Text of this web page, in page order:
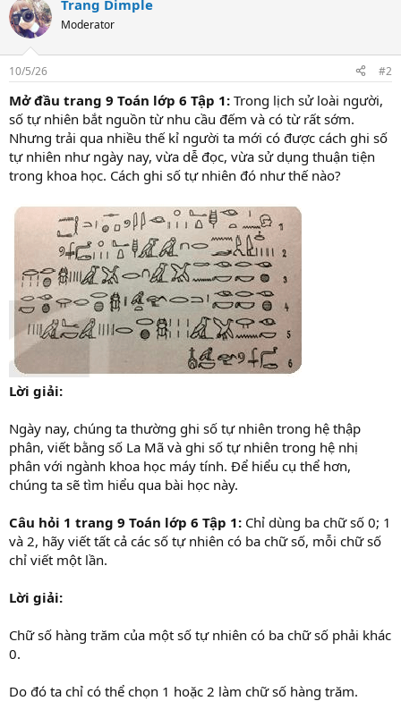
Trang Dimple
Moderator
10/5/26 #2
Mở đầu trang 9 Toán lớp 6 Tập 1: Trong lịch sử loài người,
số tự nhiên bắt nguồn từ nhu cầu đếm và có từ rất sớm.
Nhưng trải qua nhiều thế kỉ người ta mới có được cách ghi số
tự nhiên như ngày nay, vừa dễ đọc, vừa sử dụng thuận tiện
trong khoa học. Cách ghi số tự nhiên đó như thế nào?
Lời giải:
Ngày nay, chúng ta thường ghi số tự nhiên trong hệ thập
phân, viết bằng số La Mã và ghi số tự nhiên trong hệ nhị
phân với ngành khoa học máy tính. Để hiểu cụ thể hơn,
chúng ta sẽ tìm hiểu qua bài học này.
Câu hỏi 1 trang 9 Toán lớp 6 Tập 1: Chỉ dùng ba chữ số 0; 1
và 2, hãy viết tất cả các số tự nhiên có ba chữ số, mỗi chữ số
chỉ viết một lần.
Lời giải:
Chữ số hàng trăm của một số tự nhiên có ba chữ số phải khác
0.
Do đó ta chỉ có thể chọn 1 hoặc 2 làm chữ số hàng trăm.